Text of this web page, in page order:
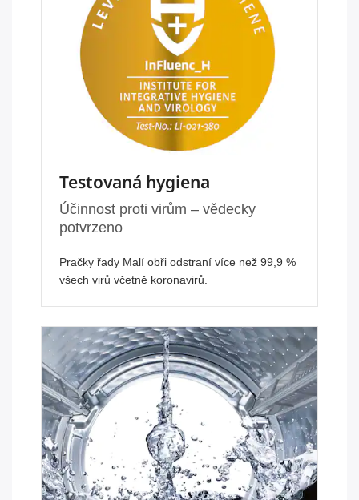
Testovaná hygiena
Účinnost proti virům – vědecky
potvrzeno
Pračky řady Malí obři odstraní více než 99,9 %
všech virů včetně koronavirů.